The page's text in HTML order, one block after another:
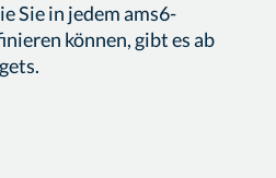
Sie in jedem ams6-
können, gibt es ab